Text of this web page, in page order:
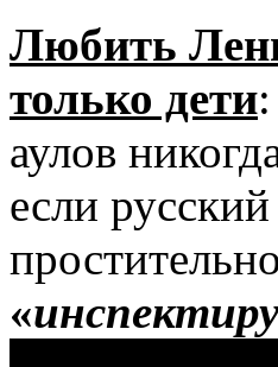
Любить
только дети
аулов
если
«